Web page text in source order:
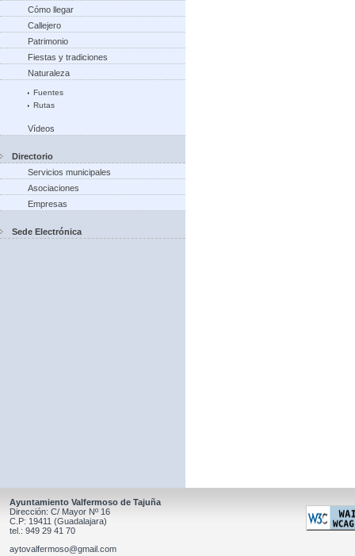
Cómo llegar
Callejero
Patrimonio
Fiestas y tradiciones
Naturaleza
Fuentes
Rutas
Vídeos
Directorio
Servicios municipales
Asociaciones
Empresas
Sede Electrónica
Ayuntamiento Valfermoso de Tajuña
Dirección: C/ Mayor Nº 16
C.P: 19411 (Guadalajara)
tel.: 949 29 41 70
aytovalfermoso@gmail.com